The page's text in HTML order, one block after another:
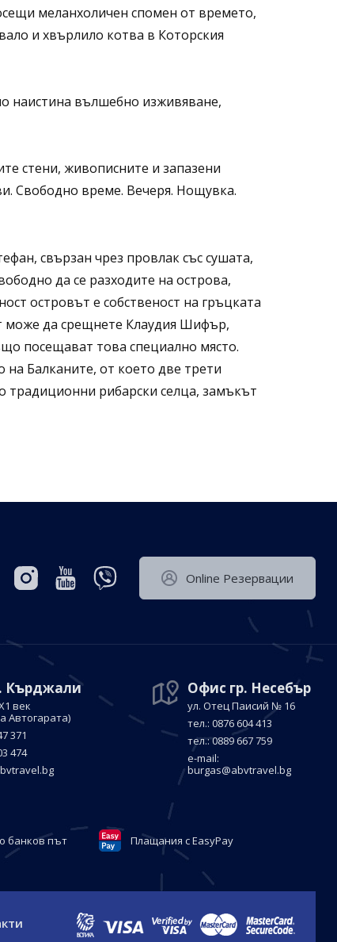
меланхоличен спомен от времето,
и хвърлило котва в Которския
наистина вълшебно изживяване,
стени, живописните и запазени
Свободно време. Вечеря. Нощувка.
свързан чрез провлак със сушата,
да се разходите на острова,
островът е собственост на гръцката
може да срещнете Клаудия Шифър,
посещават това специално място.
Балканите, от което две трети
традиционни рибарски селца, замъкът
Оnline Резервации
Кърджали
век
Автогарата)
371
474
Офис гр. Несебър
ул. Отец Паисий № 16
тел.: 0876 604 413
тел.: 0889 667 759
е-mail:
burgas@abvtravel.bg
банков път Плащания с EasyPay